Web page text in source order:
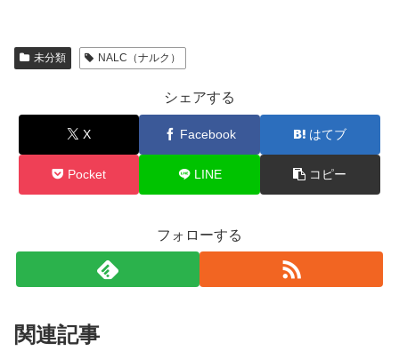
未分類 NALC（ナルク）
シェアする
X Facebook はてブ
Pocket LINE コピー
フォローする
関連記事